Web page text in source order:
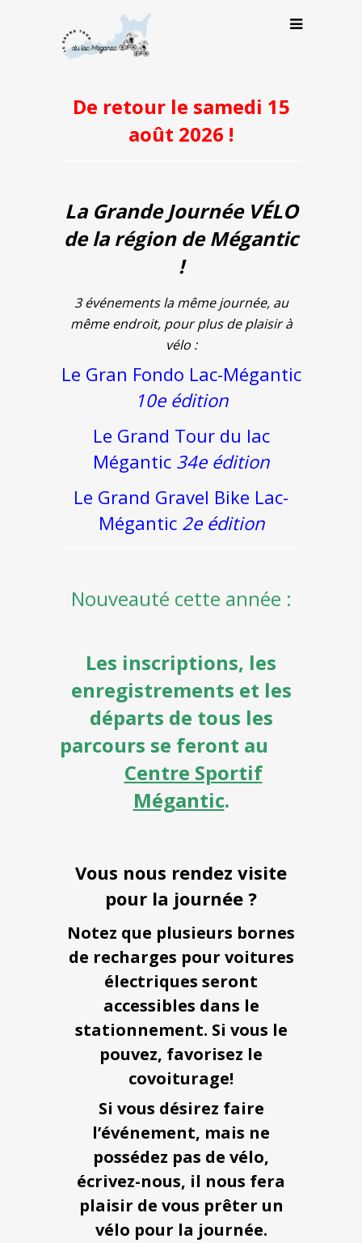
De retour le samedi 15
août 2026 !
La Grande Journée VÉLO
de la région de Mégantic
!
3 événements la même journée, au
même endroit, pour plus de plaisir à
vélo :
Le Gran Fondo Lac-Mégantic
10e édition
Le Grand Tour du lac
Mégantic 34e édition
Le Grand Gravel Bike Lac-
Mégantic 2e édition
Nouveauté cette année :
Les inscriptions, les
enregistrements et les
départs de tous les
parcours se feront au
Centre Sportif
Mégantic.
Vous nous rendez visite
pour la journée ?
Notez que plusieurs bornes
de recharges pour voitures
électriques seront
accessibles dans le
stationnement. Si vous le
pouvez, favorisez le
covoiturage!
Si vous désirez faire
l’événement, mais ne
possédez pas de vélo,
écrivez-nous, il nous fera
plaisir de vous prêter un
vélo pour la journée.